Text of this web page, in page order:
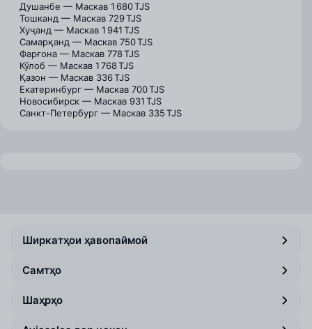
Душанбе — Маскав 1 680 TJS
Тошканд — Маскав 729 TJS
Хуҷанд — Маскав 1 941 TJS
Самарқанд — Маскав 750 TJS
Фарғона — Маскав 778 TJS
Кӯлоб — Маскав 1 768 TJS
Қазон — Маскав 336 TJS
Екатеринбург — Маскав 700 TJS
Новосибирск — Маскав 931 TJS
Санкт-Петербург — Маскав 335 TJS
Ширкатҳои ҳавопаймоӣ
Самтҳо
Шаҳрҳо